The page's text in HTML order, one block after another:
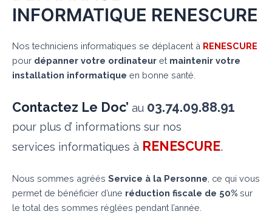
INFORMATIQUE RENESCURE
Nos techniciens informatiques se déplacent à RENESCURE
pour dépanner votre ordinateur et maintenir votre
installation informatique en bonne santé.
Contactez Le Doc’ au 03.74.09.88.91
pour plus d’ informations sur nos
services informatiques à RENESCURE.
Nous sommes agréés Service à la Personne , ce qui vous
permet de bénéficier d’une réduction fiscale de 50% sur
le total des sommes réglées pendant l’année.